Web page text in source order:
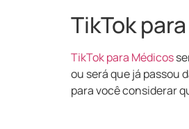
TikTok
TikTok para Médicos
ou será que já passou
para você considerar